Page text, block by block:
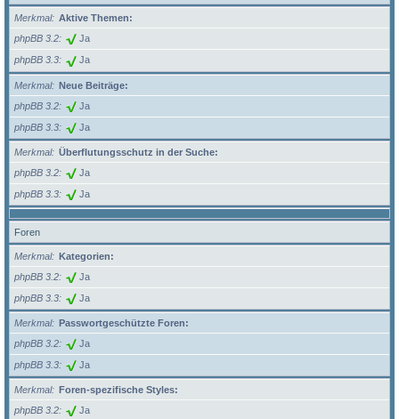
Merkmal
Aktive Themen:
phpBB 3.2
Ja
phpBB 3.3 Ja
Merkmal
Neue Beiträge:
phpBB 3.2
Ja
phpBB 3.3 Ja
Merkmal
Überflutungsschutz in der Suche:
phpBB 3.2
Ja
phpBB 3.3 Ja
Foren
Merkmal
Kategorien:
phpBB 3.2
Ja
phpBB 3.3 Ja
Merkmal
Passwortgeschützte Foren:
phpBB 3.2
Ja
phpBB 3.3 Ja
Merkmal
Foren-spezifische Styles:
phpBB 3.2
Ja